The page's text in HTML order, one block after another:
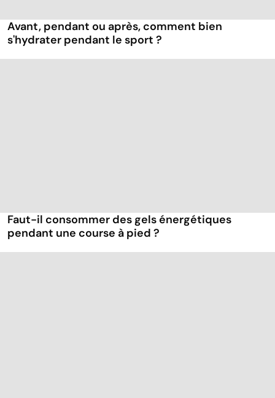
Avant, pendant ou après, comment bien
s'hydrater pendant le sport ?
Faut-il consommer des gels énergétiques
pendant une course à pied ?